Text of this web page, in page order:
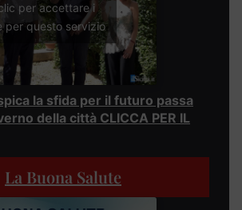
per accettare i
per questo servizio
la sfida per il futuro passa
della città CLICCA PER IL
La Buona Salute